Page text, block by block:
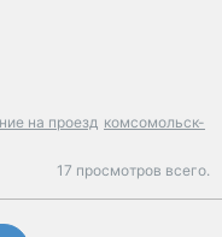
на проезд комсомольск-
17 просмотров всего.